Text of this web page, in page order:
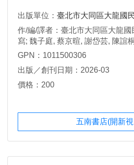
出版單位： 臺北市大同區大龍國
作/編/譯者：臺北市大同區大龍
寫; 魏子庭, 蔡京暄, 謝岱芸, 陳誼
芯恬, 張宗馨, 藍心慈繪圖
GPN：1011500306
出版／創刊日期：2026-03
價格：200
五南書店(開新